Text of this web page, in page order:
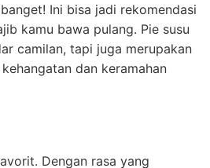
Ini bisa jadi rekomendasi
kamu bawa pulang. Pie susu
camilan, tapi juga merupakan
dan keramahan
Dengan rasa yang